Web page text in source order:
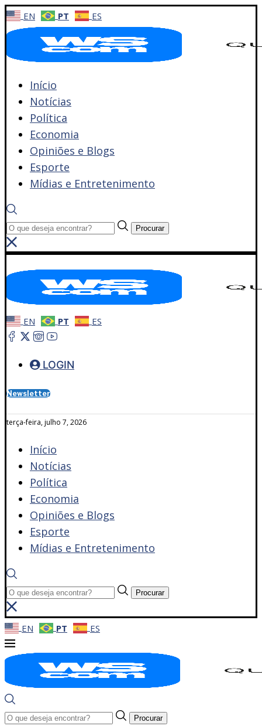
EN PT ES
Início
Notícias
Política
Economia
Opiniões e Blogs
Esporte
Mídias e Entretenimento
Procurar
EN PT ES
LOGIN
Newsletter
terça-feira, julho 7, 2026
Início
Notícias
Política
Economia
Opiniões e Blogs
Esporte
Mídias e Entretenimento
Procurar
EN PT ES
Procurar